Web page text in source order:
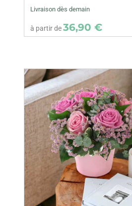
Livraison dès demain
à partir de36,90 €